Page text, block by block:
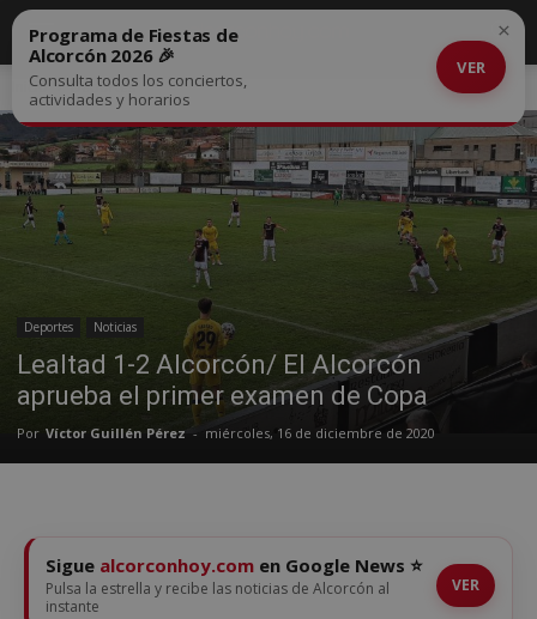
Inicio Deportes
Deportes Noticias
Lealtad 1-2 Alcorcón/ El Alcorcón
aprueba el primer examen de Copa
Por Víctor Guillén Pérez - miércoles, 16 de diciembre de 2020
Programa de Fiestas de
Alcorcón 2026 🎉
Consulta todos los conciertos,
actividades y horarios
VER
×
Sigue alcorconhoy.com en Google News ⭐
Pulsa la estrella y recibe las noticias de Alcorcón al
instante
VER